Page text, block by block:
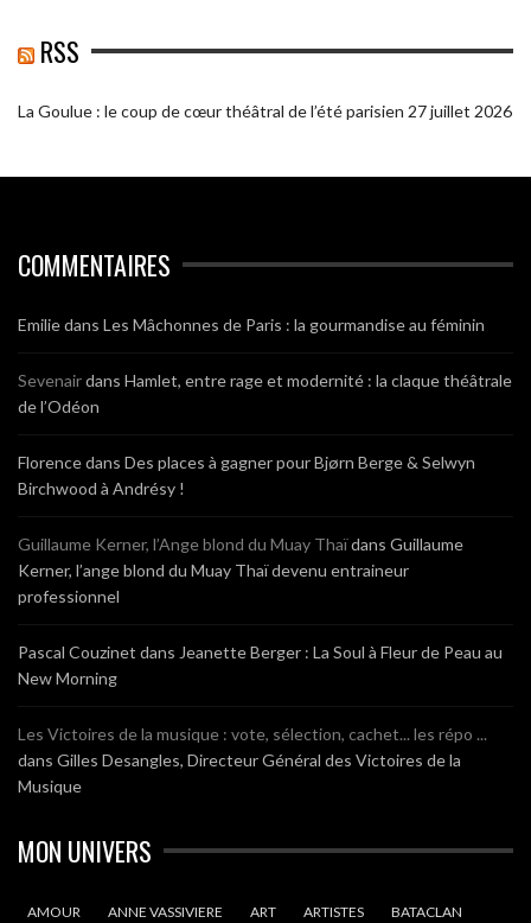
RSS
La Goulue : le coup de cœur théâtral de l’été parisien 27 juillet 2026
COMMENTAIRES
Emiliedans Les Mâchonnes de Paris : la gourmandise au féminin
Sevenairdans Hamlet, entre rage et modernité : la claque théâtrale
de l’Odéon
Florencedans Des places à gagner pour Bjørn Berge & Selwyn
Birchwood à Andrésy !
Guillaume Kerner, l’Ange blond du Muay Thaïdans Guillaume
Kerner, l’ange blond du Muay Thaï devenu entraineur
professionnel
Pascal Couzinet dans Jeanette Berger : La Soul à Fleur de Peau au
New Morning
Les Victoires de la musique : vote, sélection, cachet... les répo ...
dans Gilles Desangles, Directeur Général des Victoires de la
Musique
MON UNIVERS
AMOUR ANNE VASSIVIERE ART ARTISTES BATACLAN